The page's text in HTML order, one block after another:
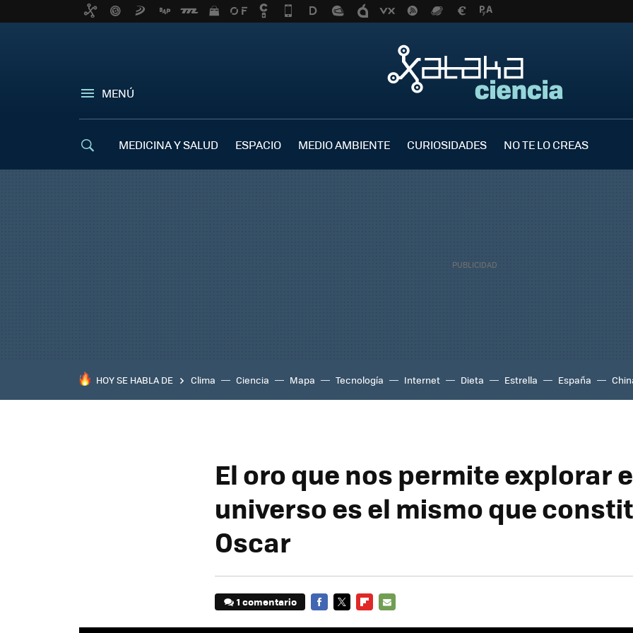
MENÚ
MEDICINA Y SALUD ESPACIO MEDIO AMBIENTE CURIOSIDADES NO TE LO CREAS
HOY SE HABLA DE Clima Ciencia Mapa Tecnología Internet Dieta Estrella España
El oro que nos permite explorar
universo es el mismo que
Oscar
1 comentario